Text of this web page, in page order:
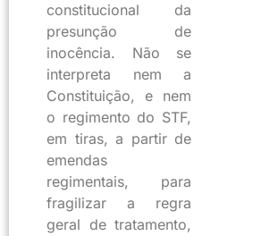
constitucional da
presunção de
inocência. Não se
interpreta nem a
Constituição, e nem
o regimento do STF,
em tiras, a partir de
emendas
regimentais, para
fragilizar a regra
geral de tratamento,